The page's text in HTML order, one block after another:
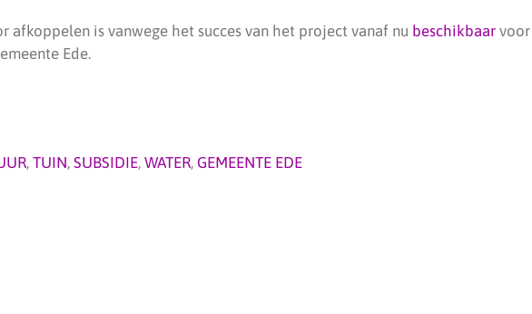
afkoppelen is vanwege het succes van het project vanaf nu beschikbaar voor
Ede.
, TUIN, SUBSIDIE, WATER, GEMEENTE EDE